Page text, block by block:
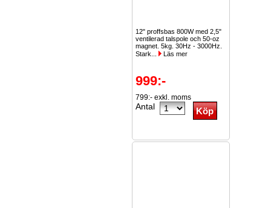
12" proffsbas 800W med 2,5"
ventilerad talspole och 50-oz
magnet. 5kg. 30Hz - 3000Hz.
Stark...
Läs mer
999:-
799:- exkl. moms
Antal